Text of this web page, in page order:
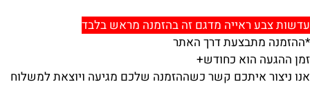
עדשות צבע ראייה מדגם זה בהזמנה מראש בלבד
*ההזמנה מתבצעת דרך האתר
זמן ההגעה הוא כחודש+
אנו ניצור איתכם קשר כשההזמנה שלכם מגיעה ויוצאת למשלוח